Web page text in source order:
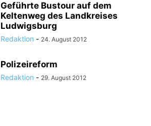
Geführte Bustour auf dem
Keltenweg des Landkreises
Ludwigsburg
Redaktion - 24. August 2012
Polizeireform
Redaktion - 29. August 2012